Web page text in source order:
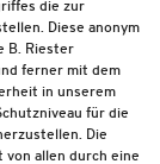
die zur
Diese anonym
B. Riester
ferner mit dem
in unserem
für die
Die
allen durch eine